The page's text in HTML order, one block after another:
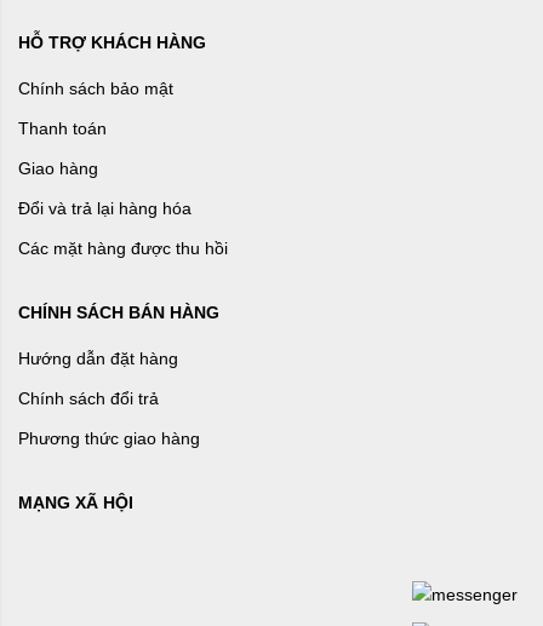
HỖ TRỢ KHÁCH HÀNG
Chính sách bảo mật
Thanh toán
Giao hàng
Đổi và trả lại hàng hóa
Các mặt hàng được thu hồi
CHÍNH SÁCH BÁN HÀNG
Hướng dẫn đặt hàng
Chính sách đổi trả
Phương thức giao hàng
MẠNG XÃ HỘI